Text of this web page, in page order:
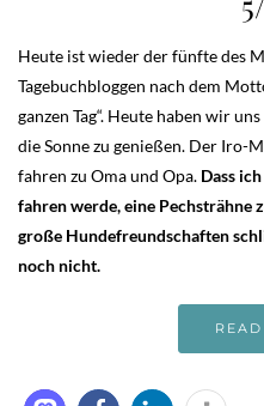
Heute ist wieder der fünfte des
Tagebuchbloggen nach dem
ganzen Tag“. Heute haben wir
die Sonne zu genießen. Der Iro-
fahren zu Oma und Opa. Dass
fahren werde, eine Pechsträhne
große Hundefreundschaften
noch nicht.